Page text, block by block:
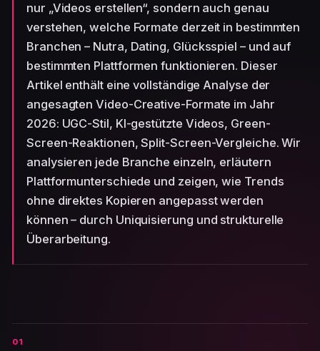
nur „Videos erstellen“, sondern auch genau
verstehen, welche Formate derzeit in bestimmten
Branchen – Nutra, Dating, Glücksspiel – und auf
bestimmten Plattformen funktionieren. Dieser
Artikel enthält eine vollständige Analyse der
angesagten Video-Creative-Formate im Jahr
2026: UGC-Stil, KI-gestützte Videos, Green-
Screen-Reaktionen, Split-Screen-Vergleiche. Wir
analysieren jede Branche einzeln, erläutern
Plattformunterschiede und zeigen, wie Trends
ohne direktes Kopieren angepasst werden
können – durch Uniquisierung und strukturelle
Überarbeitung.